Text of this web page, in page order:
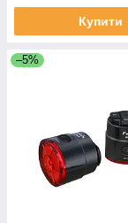
Купити
–5%